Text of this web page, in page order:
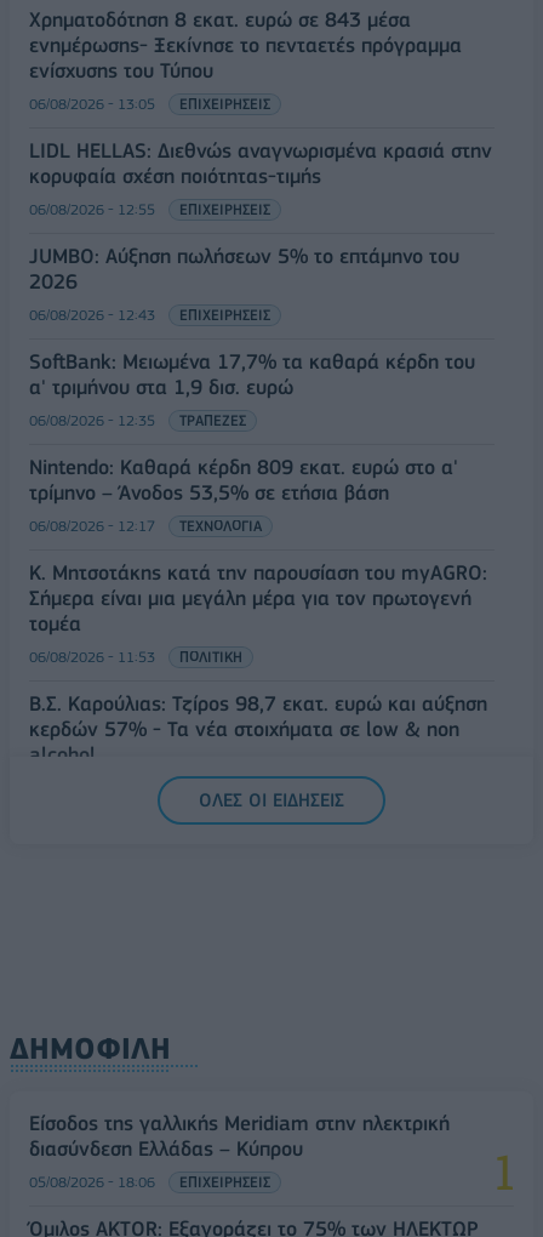
Χρηματοδότηση 8 εκατ. ευρώ σε 843 μέσα
ενημέρωσης- Ξεκίνησε το πενταετές πρόγραμμα
ενίσχυσης του Τύπου
06/08/2026 - 13:05 ΕΠΙΧΕΙΡΗΣΕΙΣ
LIDL HELLAS: Διεθνώς αναγνωρισμένα κρασιά στην
κορυφαία σχέση ποιότητας-τιμής
06/08/2026 - 12:55 ΕΠΙΧΕΙΡΗΣΕΙΣ
JUMBO: Αύξηση πωλήσεων 5% το επτάμηνο του
2026
06/08/2026 - 12:43 ΕΠΙΧΕΙΡΗΣΕΙΣ
SoftBank: Μειωμένα 17,7% τα καθαρά κέρδη του
α' τριμήνου στα 1,9 δισ. ευρώ
06/08/2026 - 12:35 ΤΡΑΠΕΖΕΣ
Nintendo: Καθαρά κέρδη 809 εκατ. ευρώ στο α'
τρίμηνο – Άνοδος 53,5% σε ετήσια βάση
06/08/2026 - 12:17 ΤΕΧΝΟΛΟΓΙΑ
Κ. Μητσοτάκης κατά την παρουσίαση του myAGRO:
Σήμερα είναι μια μεγάλη μέρα για τον πρωτογενή
τομέα
06/08/2026 - 11:53 ΠΟΛΙΤΙΚΗ
Β.Σ. Καρούλιας: Τζίρος 98,7 εκατ. ευρώ και αύξηση
κερδών 57% - Τα νέα στοιχήματα σε low & non
alcohol
ΟΛΕΣ ΟΙ ΕΙΔΗΣΕΙΣ
ΔΗΜΟΦΙΛΗ
Είσοδος της γαλλικής Meridiam στην ηλεκτρική
διασύνδεση Ελλάδας – Κύπρου
05/08/2026 - 18:06 ΕΠΙΧΕΙΡΗΣΕΙΣ
Όμιλος AKTOR: Εξαγοράζει το 75% των ΗΛΕΚΤΩΡ